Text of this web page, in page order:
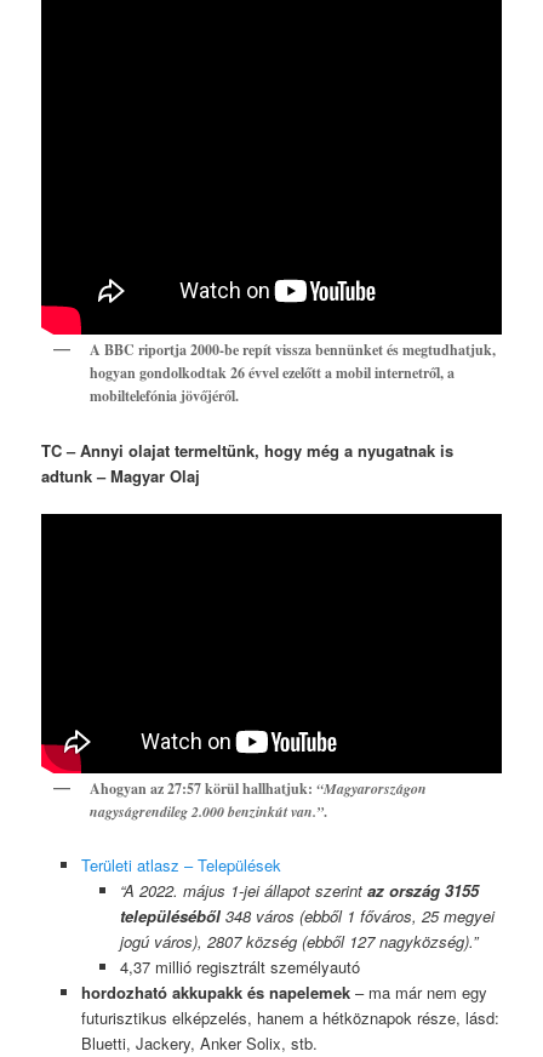
A BBC riportja 2000-be repít vissza bennünket és megtudhatjuk,
hogyan gondolkodtak 26 évvel ezelőtt a mobil internetről, a
mobiltelefónia jövőjéről.
TC – Annyi olajat termeltünk, hogy még a nyugatnak is
adtunk – Magyar Olaj
Ahogyan az 27:57 körül hallhatjuk:“Magyarországon
nagyságrendileg 2.000 benzinkút van.”.
Területi atlasz – Települések
“A 2022. május 1-jei állapot szerint az ország 3155
településéből 348 város (ebből 1 főváros, 25 megyei
jogú város), 2807 község (ebből 127 nagyközség).”
4,37 millió regisztrált személyautó
hordozható akkupakk és napelemek– ma már nem egy
futurisztikus elképzelés, hanem a hétköznapok része, lásd:
Bluetti, Jackery, Anker Solix, stb.